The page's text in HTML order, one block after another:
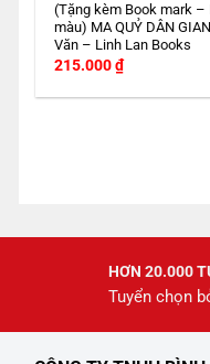
(Tặng kèm Book mark –
màu) MA QUỶ DÂN
Văn – Linh Lan Books
215.000₫
HƠN 20.000
Tuyển chọn